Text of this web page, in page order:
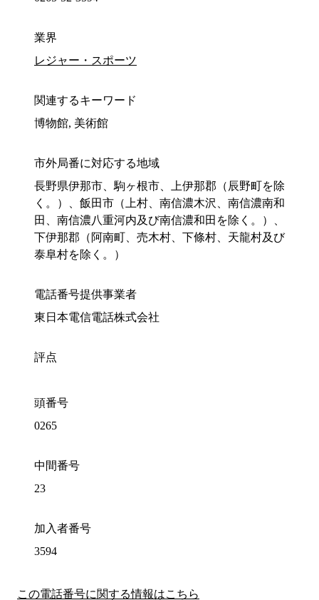
業界
レジャー・スポーツ
関連するキーワード
博物館, 美術館
市外局番に対応する地域
長野県伊那市、駒ヶ根市、上伊那郡（辰野町を除
く。）、飯田市（上村、南信濃木沢、南信濃南和
田、南信濃八重河内及び南信濃和田を除く。）、
下伊那郡（阿南町、売木村、下條村、天龍村及び
泰阜村を除く。）
電話番号提供事業者
東日本電信電話株式会社
評点
頭番号
0265
中間番号
23
加入者番号
3594
この電話番号に関する情報はこちら